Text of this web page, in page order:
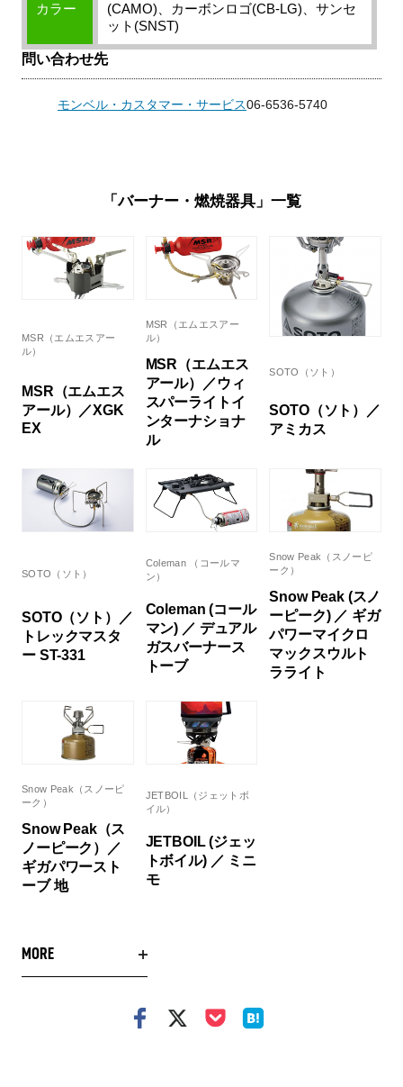
カラー
(CAMO)、カーボンロゴ(CB-LG)、サンセ
ット(SNST)
問い合わせ先
モンベル・カスタマー・サービス06-6536-5740
「バーナー・燃焼器具」一覧
MSR（エムエスアー
ル）
MSR（エムエス
アール）／XGK
EX
MSR（エムエスアー
ル）
MSR（エムエス
アール）／ウィ
スパーライトイ
ンターナショナ
ル
SOTO（ソト）
SOTO（ソト）／
アミカス
SOTO（ソト）
SOTO（ソト）／
トレックマスタ
ー ST-331
Coleman （コールマ
ン）
Coleman (コール
マン) ／ デュアル
ガスバーナース
トーブ
Snow Peak（スノーピ
ーク）
Snow Peak (スノ
ーピーク) ／ ギガ
パワーマイクロ
マックスウルト
ラライト
Snow Peak（スノーピ
ーク）
Snow Peak（ス
ノーピーク）／
ギガパワースト
ーブ 地
JETBOIL（ジェットボ
イル）
JETBOIL (ジェッ
トボイル) ／ ミニ
モ
MORE